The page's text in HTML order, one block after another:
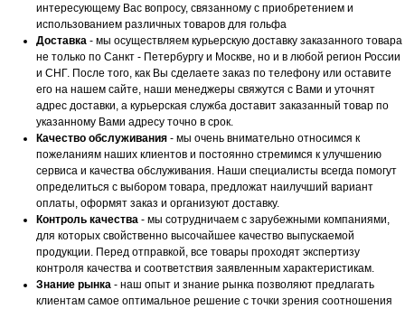
интересующему Вас вопросу, связанному с приобретением и
использованием различных товаров для гольфа
Доставка - мы осуществляем курьерскую доставку заказанного товара
не только по Санкт - Петербургу и Москве, но и в любой регион России
и СНГ. После того, как Вы сделаете заказ по телефону или оставите
его на нашем сайте, наши менеджеры свяжутся с Вами и уточнят
адрес доставки, а курьерская служба доставит заказанный товар по
указанному Вами адресу точно в срок.
Качество обслуживания - мы очень внимательно относимся к
пожеланиям наших клиентов и постоянно стремимся к улучшению
сервиса и качества обслуживания. Наши специалисты всегда помогут
определиться с выбором товара, предложат наилучший вариант
оплаты, оформят заказ и организуют доставку.
Контроль качества - мы сотрудничаем с зарубежными компаниями,
для которых свойственно высочайшее качество выпускаемой
продукции. Перед отправкой, все товары проходят экспертизу
контроля качества и соответствия заявленным характеристикам.
Знание рынка - наш опыт и знание рынка позволяют предлагать
клиентам самое оптимальное решение с точки зрения соотношения